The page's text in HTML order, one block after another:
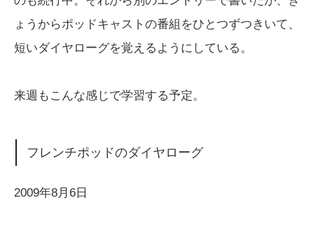
ょうからポッドキャストの番組をひとつずつきいて、
短いダイヤローグを覚えるようにしている。
来週もこんな感じで学習する予定。
フレンチポッドのダイヤローグ
2009年8月6日